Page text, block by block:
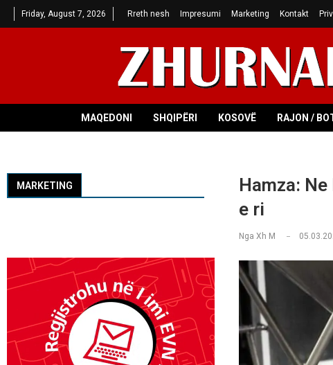
Friday, August 7, 2026 Rreth nesh Impresumi Marketing Kontakt
MAQEDONI SHQIPËRI KOSOVË RAJON /
Hamza:
e ri
Nga Xh M
MARKETING